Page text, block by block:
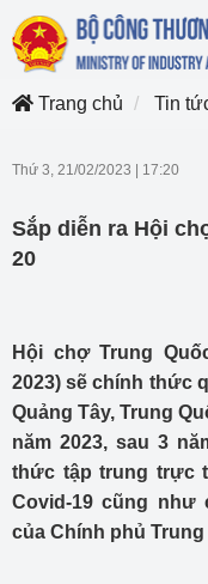
Trang chủ
Tin
Thứ 3, 21/02/2023 17:20
Sắp diễn ra Hội
20
Hội chợ Trung
2023) sẽ chính thức
Quảng Tây, Trung
năm 2023, sau 3
thức tập trung trực
Covid-19 cũng như
của Chính phủ